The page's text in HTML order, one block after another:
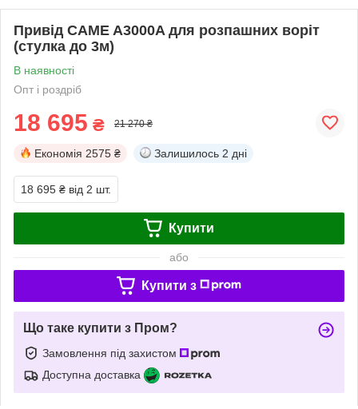
Привід CAME A3000A для розпашних воріт
(стулка до 3м)
В наявності
Опт і роздріб
18 695 ₴ 21 270 ₴
Економія 2575 ₴ Залишилось 2 дні
18 695 ₴ від 2 шт.
Купити
або
Купити з
Що таке купити з Пром?
Замовлення під захистом
Доступна доставка